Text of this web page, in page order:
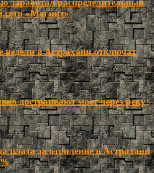
заработал распределительный
сети «Магнит»
недели в Астрахани отключат
достраивают мост через реку
плата за отопление в Астрахани